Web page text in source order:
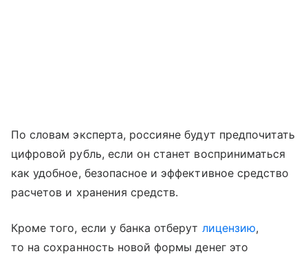
По словам эксперта, россияне будут предпочитать
цифровой рубль, если он станет восприниматься
как удобное, безопасное и эффективное средство
расчетов и хранения средств.
Кроме того, если у банка отберут лицензию,
то на сохранность новой формы денег это